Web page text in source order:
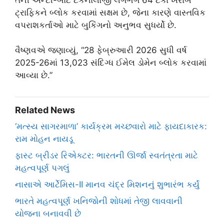
ટ્રાફિકને બ્લોક કરવામાં સક્ષમ છે, જેના કારણે વાસ્તવિક
વપરાશકર્તાઓ માટે બુકિંગનો અનુભવ સુધર્યો છે.
વૈષ્ણવએ જણાવ્યું, “28 ફેબ્રુઆરી 2026 સુધી વર્ષ
2025-26માં 13,023 સંદિગ્ધ ઈમેલ ડોમેન બ્લોક કરવામાં
આવ્યા છે.”
Related News
‘મત્સ્ય સાગરમાળા’ કાર્યક્રમ મચ્છવારો માટે ફાયદાકારક:
રામ મોહન નાયડૂ
ફાસ્ટ બ્રીડર રિએક્ટર: ભારતની ઊર્જા સ્વતંત્રતા માટે
મહત્વપૂર્ણ પગલું
નાસાએ આર્ટેમિસ-II માનવ ચંદ્ર મિશનનું શુભારંભ કર્યું
ભારતે મહત્વપૂર્ણ ખનિજોની શોધમાં તેજી લાવવાની
યોજના બનાવવી છે